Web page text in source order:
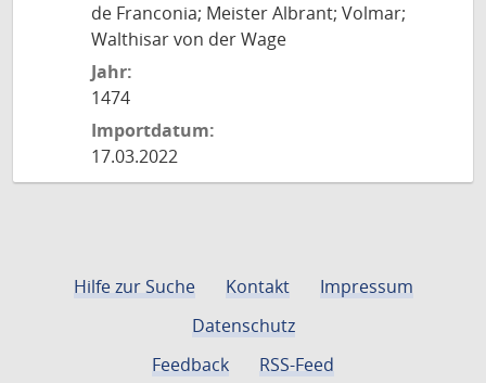
de Franconia; Meister Albrant; Volmar;
Walthisar von der Wage
Jahr:
1474
Importdatum:
17.03.2022
Hilfe zur Suche Kontakt
Impressum
Datenschutz
Feedback
RSS-Feed